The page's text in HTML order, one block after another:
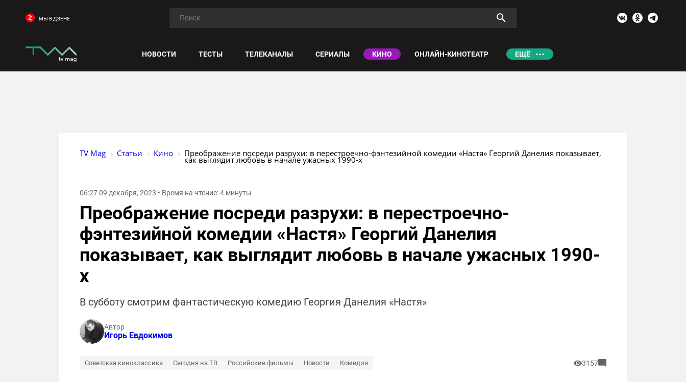
МЫ В ДЗЕНЕ
НОВОСТИ ТЕСТЫ ТЕЛЕКАНАЛЫ СЕРИАЛЫ КИНО ОНЛАЙН-КИНОТЕАТР ЕЩЁ
TV Mag Статьи Кино Преображение посреди разрухи: в перестроечно-фэнтезийной комедии «Настя» Георгий Данелия показывает,
как выглядит любовь в начале ужасных 1990-х
06:27 09 декабря, 2023 • Время на чтение: 4 минуты
Преображение посреди разрухи: в перестроечно-
фэнтезийной комедии «Настя» Георгий Данелия
показывает, как выглядит любовь в начале ужасных 1990-
х
В субботу смотрим фантастическую комедию Георгия Данелия «Настя»
Автор
Игорь Евдокимов
Советская киноклассика Сегодня на ТВ Российские фильмы Новости Комедия 3157